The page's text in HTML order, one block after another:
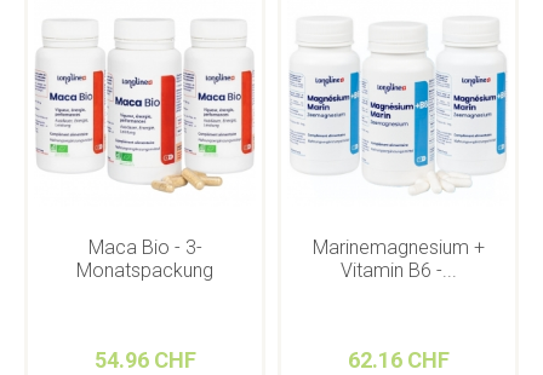
Maca Bio - 3-
Monatspackung
54.96 CHF
Marinemagnesium +
Vitamin B6 -...
62.16 CHF